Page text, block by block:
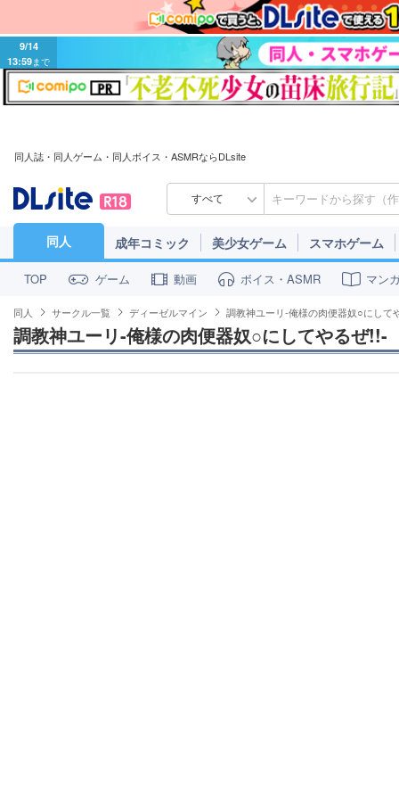
9/14
13:59まで
同人誌・同人ゲーム・同人ボイス・ASMRならDLsite
すべて
同人 成年コミック 美少女ゲーム スマホゲーム
TOP ゲーム 動画 ボイス・ASMR マン
同人 サークル一覧 ディーゼルマイン 調教神ユーリ-俺様の肉便器奴○にして
調教神ユーリ-俺様の肉便器奴○にしてやるぜ!!-